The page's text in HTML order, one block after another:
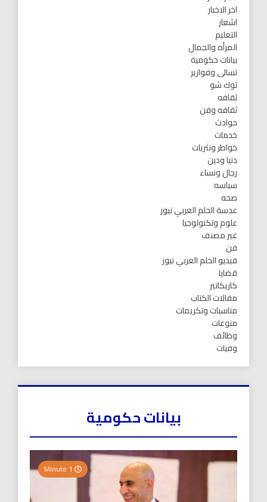
اخر الاخبار
اشعار
التعليم
المرأه والجمال
بيانات حكومية
تسالى وفوازير
توك شو
ثقافه
ثقافه وفن
حوادث
خدمات
خواطر ونثريات
دنيا ودين
رجال ونساء
سياسه
صحه
عدسة الحلم العربي نيوز
علوم وتكنولوجيا
غير مصنف
فن
فيديو الحلم العربي نيوز
قضايا
كاريكاتير
مقالات الكتاب
مناسبات وتكريمات
منوعات
وظائف
وفيات
بيانات حكومية